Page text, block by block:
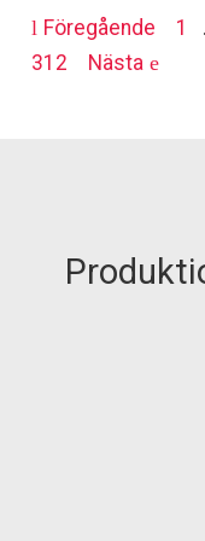
Föregående 1
312
Nästa